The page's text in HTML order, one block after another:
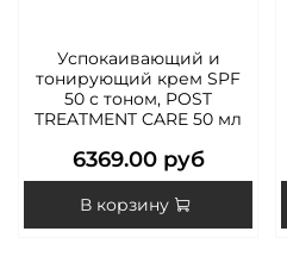
Успокаивающий и
тонирующий крем SPF
50 с тоном, POST
TREATMENT CARE 50 мл
6369.00 руб
В корзину